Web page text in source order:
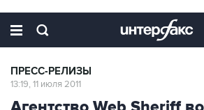
ПРЕСС-РЕЛИЗЫ
13:19, 11 июля 2011